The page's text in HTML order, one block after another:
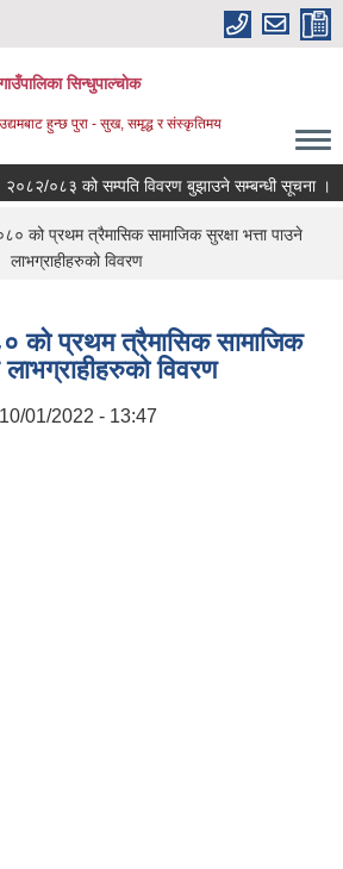
सिन्धुपाल्चाेक
हुन्छ पुरा - सुख, समृद्ध र संस्कृतिमय
०८३ को सम्पति विवरण बुझाउने सम्बन्धी सूचना ।
प्रथम त्रैमासिक सामाजिक सुरक्षा भत्ता पाउने
लाभग्राहीहरुको विवरण
प्रथम त्रैमासिक सामाजिक
लाभग्राहीहरुको विवरण
01/2022 - 13:47